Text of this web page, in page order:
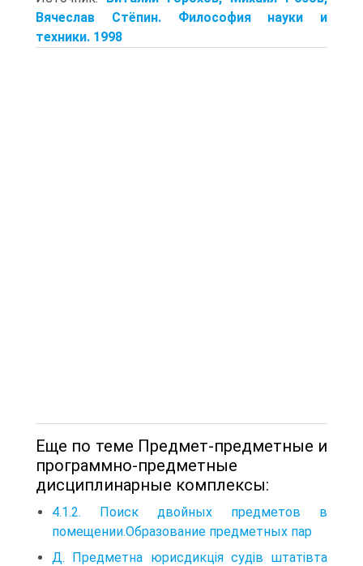
Вячеслав Стёпин. Философия науки и
техники. 1998
Еще по теме Предмет-предметные и
программно-предметные
дисциплинарные комплексы:
4.1.2. Поиск двойных предметов в
помещении.Образование предметных пар
Д. Предметна юрисдикція судів штатівта